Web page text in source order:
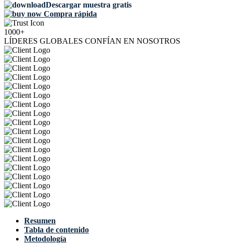
Descargar muestra gratis
Compra rápida
1000+
LÍDERES GLOBALES CONFÍAN EN NOSOTROS
Resumen
Tabla de contenido
Metodología